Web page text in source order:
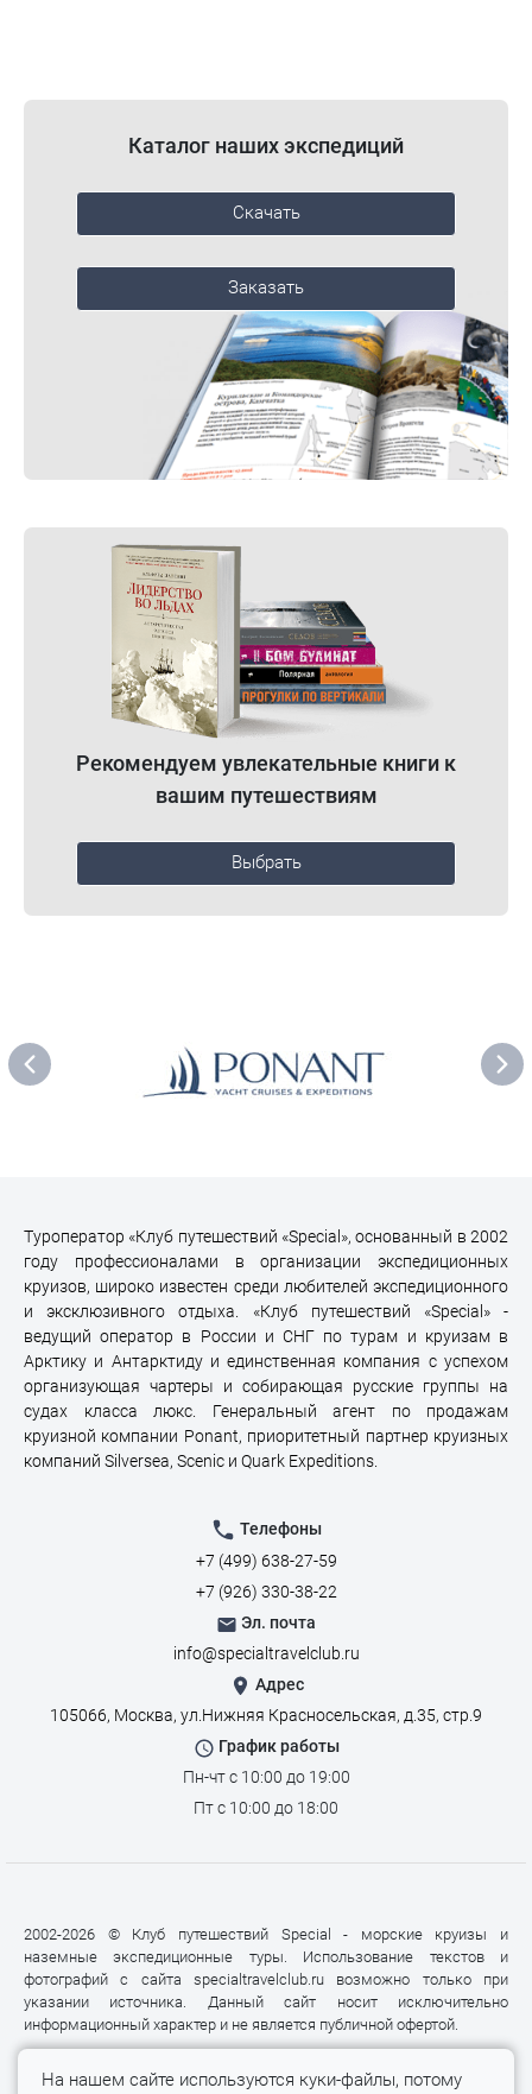
Каталог наших экспедиций
Скачать
Заказать
Рекомендуем увлекательные книги к
вашим путешествиям
Выбрать
Туроператор «Клуб путешествий «Special», основанный в 2002
году профессионалами в организации экспедиционных
круизов, широко известен среди любителей экспедиционного
и эксклюзивного отдыха. «Клуб путешествий «Special» -
ведущий оператор в России и СНГ по турам и круизам в
Арктику и Антарктиду и единственная компания с успехом
организующая чартеры и собирающая русские группы на
судах класса люкс. Генеральный агент по продажам
круизной компании Ponant, приоритетный партнер круизных
компаний Silversea, Scenic и Quark Expeditions.
Телефоны
+7 (499) 638-27-59
+7 (926) 330-38-22
Эл. почта
info@specialtravelclub.ru
Адрес
105066, Москва, ул.Нижняя Красносельская, д.35, стр.9
График работы
Пн-чт с 10:00 до 19:00
Пт с 10:00 до 18:00
2002-2026 © Клуб путешествий Special - морские круизы и
наземные экспедиционные туры. Использование текстов и
фотографий с сайта specialtravelclub.ru возможно только при
указании источника. Данный сайт носит исключительно
информационный характер и не является публичной офертой.
На нашем сайте используются куки-файлы, потому